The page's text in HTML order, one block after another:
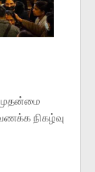
முதன்மை
நிகழ்வு